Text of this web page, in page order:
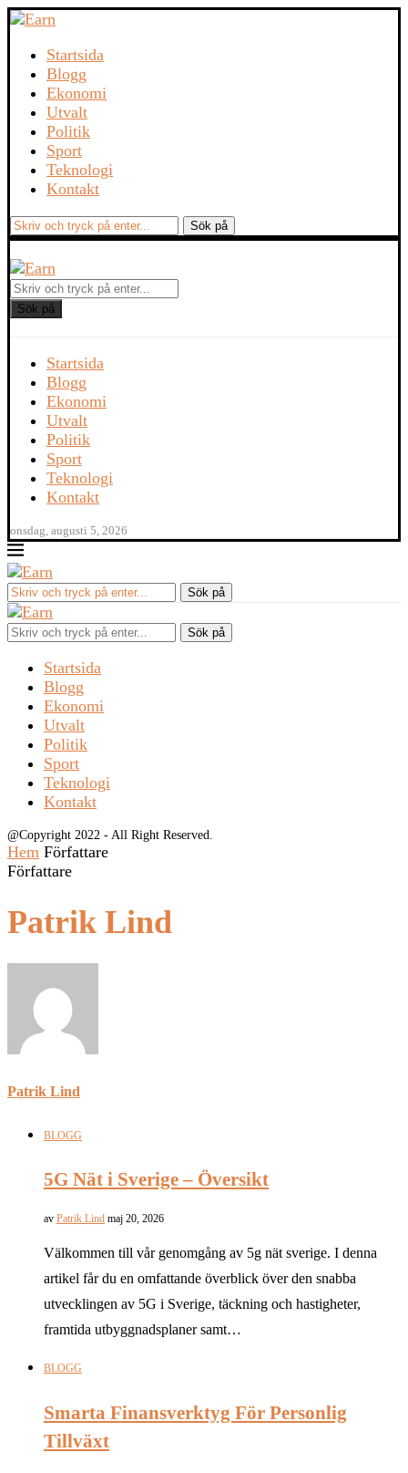
Startsida
Blogg
Ekonomi
Utvalt
Politik
Sport
Teknologi
Kontakt
Sök på
Startsida
Blogg
Ekonomi
Utvalt
Politik
Sport
Teknologi
Kontakt
onsdag, augusti 5, 2026
Sök på
Startsida
Blogg
Ekonomi
Utvalt
Politik
Sport
Teknologi
Kontakt
@Copyright 2022 - All Right Reserved.
Hem Författare
Författare
Patrik Lind
Patrik Lind
BLOGG
5G Nät i Sverige – Översikt
av Patrik Lind maj 20, 2026
Välkommen till vår genomgång av 5g nät sverige. I denna
artikel får du en omfattande överblick över den snabba
utvecklingen av 5G i Sverige, täckning och hastigheter,
framtida utbyggnadsplaner samt…
BLOGG
Smarta Finansverktyg För Personlig
Tillväxt